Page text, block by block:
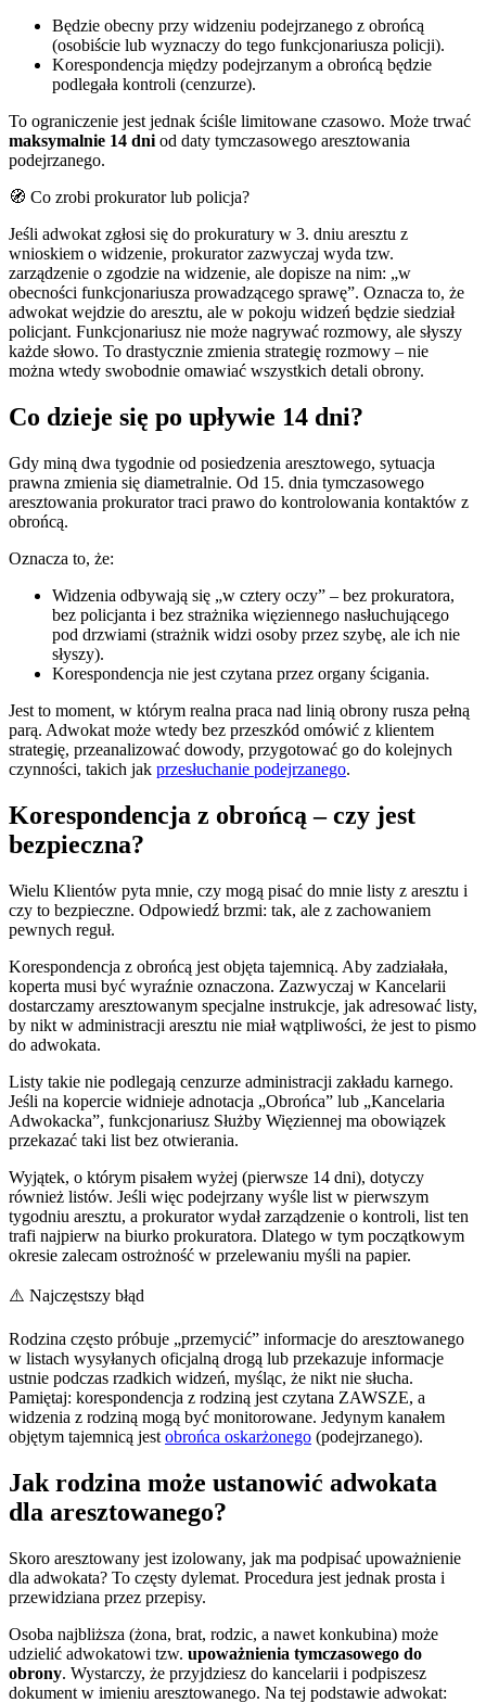
Będzie obecny przy widzeniu podejrzanego z obrońcą
(osobiście lub wyznaczy do tego funkcjonariusza policji).
Korespondencja między podejrzanym a obrońcą będzie
podlegała kontroli (cenzurze).
To ograniczenie jest jednak ściśle limitowane czasowo. Może trwać
maksymalnie 14 dni od daty tymczasowego aresztowania
podejrzanego.
🧭 Co zrobi prokurator lub policja?
Jeśli adwokat zgłosi się do prokuratury w 3. dniu aresztu z
wnioskiem o widzenie, prokurator zazwyczaj wyda tzw.
zarządzenie o zgodzie na widzenie, ale dopisze na nim: „w
obecności funkcjonariusza prowadzącego sprawę”. Oznacza to, że
adwokat wejdzie do aresztu, ale w pokoju widzeń będzie siedział
policjant. Funkcjonariusz nie może nagrywać rozmowy, ale słyszy
każde słowo. To drastycznie zmienia strategię rozmowy – nie
można wtedy swobodnie omawiać wszystkich detali obrony.
Co dzieje się po upływie 14 dni?
Gdy miną dwa tygodnie od posiedzenia aresztowego, sytuacja
prawna zmienia się diametralnie. Od 15. dnia tymczasowego
aresztowania prokurator traci prawo do kontrolowania kontaktów z
obrońcą.
Oznacza to, że:
Widzenia odbywają się „w cztery oczy” – bez prokuratora,
bez policjanta i bez strażnika więziennego nasłuchującego
pod drzwiami (strażnik widzi osoby przez szybę, ale ich nie
słyszy).
Korespondencja nie jest czytana przez organy ścigania.
Jest to moment, w którym realna praca nad linią obrony rusza pełną
parą. Adwokat może wtedy bez przeszkód omówić z klientem
strategię, przeanalizować dowody, przygotować go do kolejnych
czynności, takich jak przesłuchanie podejrzanego.
Korespondencja z obrońcą – czy jest
bezpieczna?
Wielu Klientów pyta mnie, czy mogą pisać do mnie listy z aresztu i
czy to bezpieczne. Odpowiedź brzmi: tak, ale z zachowaniem
pewnych reguł.
Korespondencja z obrońcą jest objęta tajemnicą. Aby zadziałała,
koperta musi być wyraźnie oznaczona. Zazwyczaj w Kancelarii
dostarczamy aresztowanym specjalne instrukcje, jak adresować listy,
by nikt w administracji aresztu nie miał wątpliwości, że jest to pismo
do adwokata.
Listy takie nie podlegają cenzurze administracji zakładu karnego.
Jeśli na kopercie widnieje adnotacja „Obrońca” lub „Kancelaria
Adwokacka”, funkcjonariusz Służby Więziennej ma obowiązek
przekazać taki list bez otwierania.
Wyjątek, o którym pisałem wyżej (pierwsze 14 dni), dotyczy
również listów. Jeśli więc podejrzany wyśle list w pierwszym
tygodniu aresztu, a prokurator wydał zarządzenie o kontroli, list ten
trafi najpierw na biurko prokuratora. Dlatego w tym początkowym
okresie zalecam ostrożność w przelewaniu myśli na papier.
⚠️ Najczęstszy błąd
Rodzina często próbuje „przemycić” informacje do aresztowanego
w listach wysyłanych oficjalną drogą lub przekazuje informacje
ustnie podczas rzadkich widzeń, myśląc, że nikt nie słucha.
Pamiętaj: korespondencja z rodziną jest czytana ZAWSZE, a
widzenia z rodziną mogą być monitorowane. Jedynym kanałem
objętym tajemnicą jest obrońca oskarżonego (podejrzanego).
Jak rodzina może ustanowić adwokata
dla aresztowanego?
Skoro aresztowany jest izolowany, jak ma podpisać upoważnienie
dla adwokata? To częsty dylemat. Procedura jest jednak prosta i
przewidziana przez przepisy.
Osoba najbliższa (żona, brat, rodzic, a nawet konkubina) może
udzielić adwokatowi tzw. upoważnienia tymczasowego do
obrony. Wystarczy, że przyjdziesz do kancelarii i podpiszesz
dokument w imieniu aresztowanego. Na tej podstawie adwokat: